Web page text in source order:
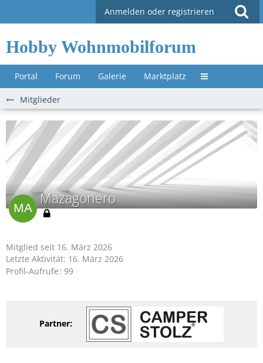
Anmelden oder registrieren
Hobby Wohnmobilforum
Portal Forum Galerie Marktplatz Untermenü »
Mitglieder
Mazagonero
Mitglied seit 16. März 2026
Letzte Aktivität: 16. März 2026
Profil-Aufrufe 99
Partner: